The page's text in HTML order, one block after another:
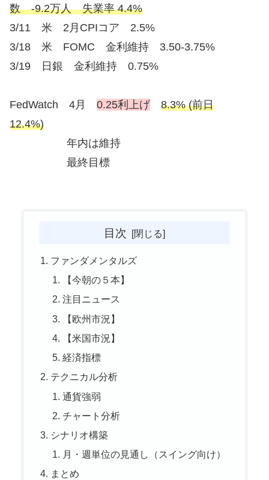
数 -9.2万人 失業率 4.4%
3/11 米 2月CPIコア 2.5%
3/18 米 FOMC 金利維持 3.50-3.75%
3/19 日銀 金利維持 0.75%
FedWatch 4月 0.25利上げ
8.3% (前日
12.4%)
年内は維持
最終目標
目次
ファンダメンタルズ
【今朝の５本】
注目ニュース
【欧州市況】
【米国市況】
経済指標
テクニカル分析
通貨強弱
チャート分析
シナリオ構築
月・週単位の見通し（スイング向け）
まとめ